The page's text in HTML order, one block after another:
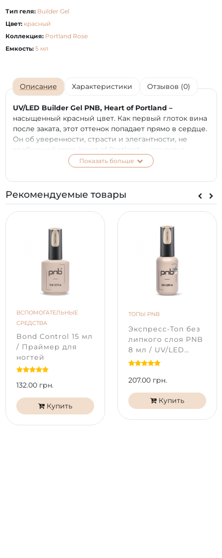
Тип геля: Builder Gel
Цвет: красный
Коллекция: Portland Rose
Емкость: 5 мл
Описание Характеристики Отзывов (0)
UV/LED Builder Gel PNB, Heart of Portland –
насыщенный красный цвет. Как первый глоток вина
после заката, этот оттенок попадает прямо в сердце.
Он об уверенности, страсти и элегантности, не
требующей слов. Heart of Portland — это пульс
большого города и ритм пылких эмоций.
отличное самовыравнивание;
идеальная консистенция средней вязкости;
не растекается и отлично держит форму;
низкотемпературный продукт;
безопасный 7-free состав
широкий спектр возможностей;
плотная пигментация дает возможность скрыть
переход между свободным краем и ногтевым
ложем;
2 в 1 материал активно используется для
моделирования / укрепления, и для создания
эффектного дизайна.
СПОСОБ ПРИМЕНЕНИЯ:
Отодвиньте кутикулу и уберите блеск с
ногтевой пластины пилкой 180/240 грит.
Уберите пыль щеточкой, обработайте пластину с
помощью Nail Prep.
Нанесите Nail Dehydrator и бескислотный
праймер Bond Control.
Нанесите тонкий слой базового покрытия
UV/LED Universal Base PNB или UV/LED Scotch
Base PNB. Полимеризуйте в лампе 60 сек.
Показать больше
Рекомендуемые товары
ВСПОМОГАТЕЛЬНЫЕ
СРЕДСТВА
Bond Control 15 мл
/ Праймер для
ногтей
132.00 грн.
Купить
ТОПЫ PNB
Экспресс-Топ без
липкого слоя PNB
8 мл / UV/LED
Express Top PNB
207.00 грн.
Купить